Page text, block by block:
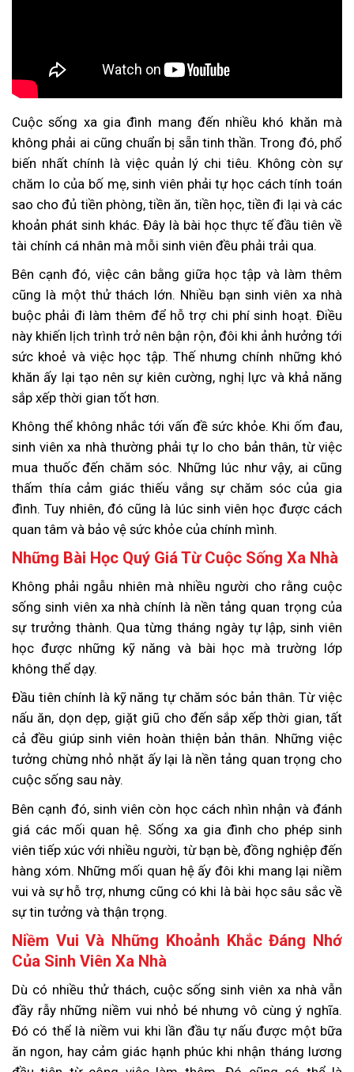
Cuộc sống xa gia đình mang đến nhiều khó khăn mà
không phải ai cũng chuẩn bị sẵn tinh thần. Trong đó, phổ
biến nhất chính là việc quản lý chi tiêu. Không còn sự
chăm lo của bố mẹ, sinh viên phải tự học cách tính toán
sao cho đủ tiền phòng, tiền ăn, tiền học, tiền đi lại và các
khoản phát sinh khác. Đây là bài học thực tế đầu tiên về
tài chính cá nhân mà mỗi sinh viên đều phải trải qua.
Bên cạnh đó, việc cân bằng giữa học tập và làm thêm
cũng là một thử thách lớn. Nhiều bạn sinh viên xa nhà
buộc phải đi làm thêm để hỗ trợ chi phí sinh hoạt. Điều
này khiến lịch trình trở nên bận rộn, đôi khi ảnh hưởng tới
sức khoẻ và việc học tập. Thế nhưng chính những khó
khăn ấy lại tạo nên sự kiên cường, nghị lực và khả năng
sắp xếp thời gian tốt hơn.
Không thể không nhắc tới vấn đề sức khỏe. Khi ốm đau,
sinh viên xa nhà thường phải tự lo cho bản thân, từ việc
mua thuốc đến chăm sóc. Những lúc như vậy, ai cũng
thấm thía cảm giác thiếu vắng sự chăm sóc của gia
đình. Tuy nhiên, đó cũng là lúc sinh viên học được cách
quan tâm và bảo vệ sức khỏe của chính mình.
Những Bài Học Quý Giá Từ Cuộc Sống Xa Nhà
Không phải ngẫu nhiên mà nhiều người cho rằng cuộc
sống sinh viên xa nhà chính là nền tảng quan trọng của
sự trưởng thành. Qua từng tháng ngày tự lập, sinh viên
học được những kỹ năng và bài học mà trường lớp
không thể dạy.
Đầu tiên chính là kỹ năng tự chăm sóc bản thân. Từ việc
nấu ăn, dọn dẹp, giặt giũ cho đến sắp xếp thời gian, tất
cả đều giúp sinh viên hoàn thiện bản thân. Những việc
tưởng chừng nhỏ nhặt ấy lại là nền tảng quan trọng cho
cuộc sống sau này.
Bên cạnh đó, sinh viên còn học cách nhìn nhận và đánh
giá các mối quan hệ. Sống xa gia đình cho phép sinh
viên tiếp xúc với nhiều người, từ bạn bè, đồng nghiệp đến
hàng xóm. Những mối quan hệ ấy đôi khi mang lại niềm
vui và sự hỗ trợ, nhưng cũng có khi là bài học sâu sắc về
sự tin tưởng và thận trọng.
Niềm Vui Và Những Khoảnh Khắc Đáng Nhớ
Của Sinh Viên Xa Nhà
Dù có nhiều thử thách, cuộc sống sinh viên xa nhà vẫn
đầy rẫy những niềm vui nhỏ bé nhưng vô cùng ý nghĩa.
Đó có thể là niềm vui khi lần đầu tự nấu được một bữa
ăn ngon, hay cảm giác hạnh phúc khi nhận tháng lương